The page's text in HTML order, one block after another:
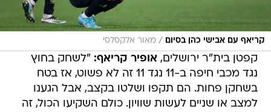
קריאף עם אבישי כהן בסיום / מאור אלקסלסי
קפטן בית"ר ירושלים, אופיר קריאף: "לשחק בחוץ
נגד מכבי חיפה ב-11 נגד 11 זה לא פשוט, אז בטח
בשחקן פחות. הם תקפו ושלטו בקצב, אבל הגענו
למצב או שניים לעשות שוויון. כולם השקיעו הכול, זה